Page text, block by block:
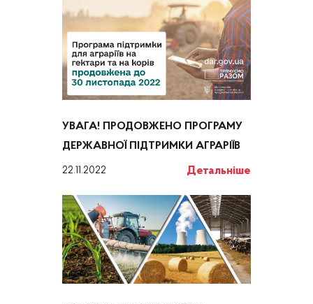
УВАГА! ПРОДОВЖЕНО ПРОГРАМУ
ДЕРЖАВНОЇ ПІДТРИМКИ АГРАРІЇВ
22.11.2022 Детальніше